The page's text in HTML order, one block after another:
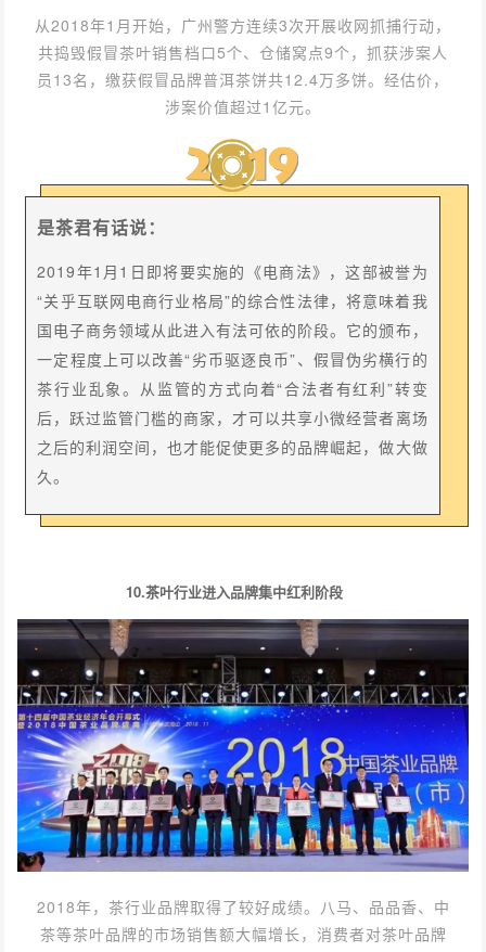
从2018年1月开始，广州警方连续3次开展收网抓捕行动，
共捣毁假冒茶叶销售档口5个、仓储窝点9个，抓获涉案人
员13名，缴获假冒品牌普洱茶饼共12.4万多饼。经估价，
涉案价值超过1亿元。
是茶君有话说：
2019年1月1日即将要实施的《电商法》，这部被誉为
“关乎互联网电商行业格局”的综合性法律，将意味着我
国电子商务领域从此进入有法可依的阶段。它的颁布，
一定程度上可以改善“劣币驱逐良币”、假冒伪劣横行的
茶行业乱象。从监管的方式向着“合法者有红利”转变
后，跃过监管门槛的商家，才可以共享小微经营者离场
之后的利润空间，也才能促使更多的品牌崛起，做大做
久。
10.茶叶行业进入品牌集中红利阶段
2018年，茶行业品牌取得了较好成绩。八马、品品香、中
茶等茶叶品牌的市场销售额大幅增长，消费者对茶叶品牌